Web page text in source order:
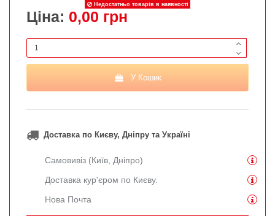
Недостатньо товарів в наявності
Ціна: 0,00 грн
У Кошик
Доставка по Києву, Дніпру та Україні
Самовивіз (Київ, Дніпро)
Доставка кур'єром по Києву.
Нова Почта